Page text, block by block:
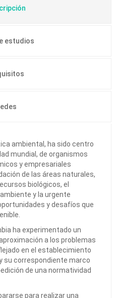
estudios
ambiental, ha sido centro
mundial, de organismos
y empresariales
de las áreas naturales,
biológicos, el
y la urgente
y desafíos que
ha experimentado un
a los problemas
en el establecimiento
su correspondiente marco
de una normatividad
para realizar una